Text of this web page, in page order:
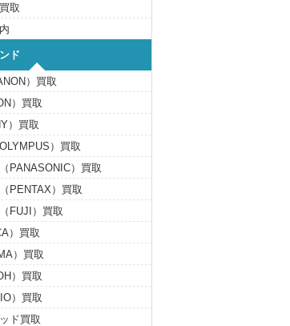
取
ド
）買取
）買取
）買取
）買取
PANASONIC）買取
PENTAX）買取
FUJI）買取
）買取
）買取
）買取
）買取
ド買取